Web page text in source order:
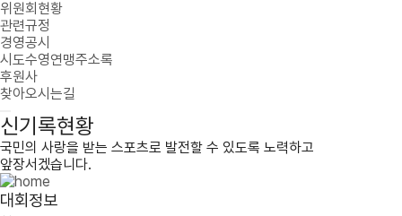
위원회현황
관련규정
경영공시
시도수영연맹주소록
후원사
찾아오시는길
신기록현황
국민의 사랑을 받는 스포츠로 발전할 수 있도록 노력하고
앞장서겠습니다.
대회정보